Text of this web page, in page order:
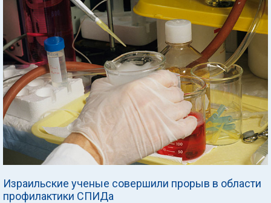
Израильские ученые совершили прорыв в области
профилактики СПИДа